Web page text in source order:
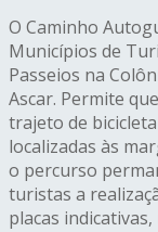
O Caminho
Municípios de
Passeios na
Ascar. Permite
trajeto de
localizadas às
o percurso
turistas a
placas